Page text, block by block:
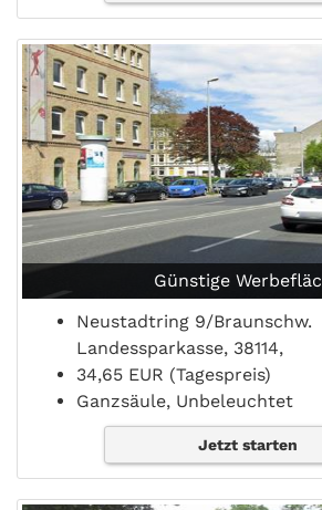
Günstige
Neustadtring 9/Braunschw.
Landessparkasse, 38114,
34,65 EUR (Tagespreis)
Ganzsäule, Unbeleuchtet
Jetzt starten